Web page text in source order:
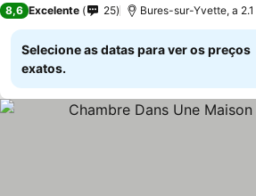
8,6 Excelente 25 Bures-sur-Yvette, a
Selecione as datas para ver os preços
exatos.